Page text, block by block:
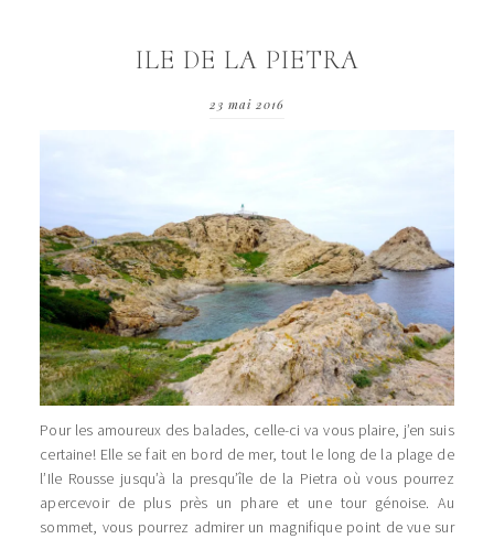
ILE DE LA PIETRA
23 mai 2016
Pour les amoureux des balades, celle-ci va vous plaire, j’en suis
certaine! Elle se fait en bord de mer, tout le long de la plage de
l’Ile Rousse jusqu’à la presqu’île de la Pietra où vous pourrez
apercevoir de plus près un phare et une tour génoise. Au
sommet, vous pourrez admirer un magnifique point de vue sur